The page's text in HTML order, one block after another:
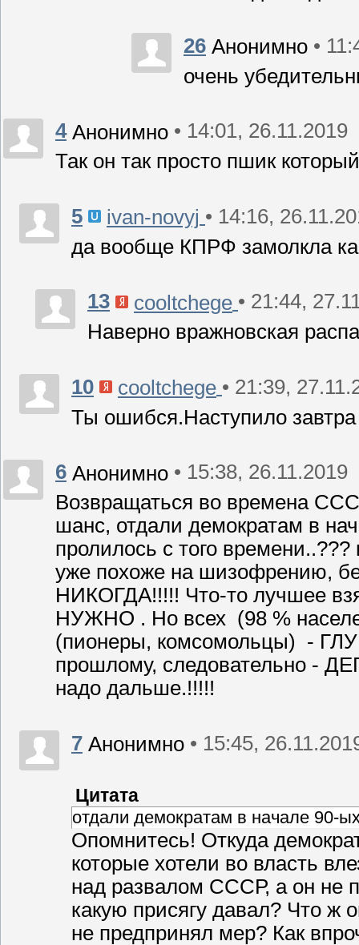
26 Анонимно •
очень
4 Анонимно • 14:01, 26.11.2019
Так он так просто пшик
5 ivan-novyj • 14:16,
да вообще КПРФ замолкла
13 cooltchege • 21:44,
Наверно вражновская
10 cooltchege • 21:39,
Ты ошибся.Наступило
6 Анонимно • 15:38, 26.11.2019
Возвращаться во времена
шанс, отдали демократам в
пролилось с того
уже похоже на шизофрению,
НИКОГДА!!!!! Что-то лучшее
НУЖНО . Но всех (98 %
(пионеры, комсомольцы) -
прошлому, следовательно -
надо дальше.!!!!!
7 Анонимно • 15:45,
Цитата
отдали демократам в начале 90-
Опомнитесь! Откуда
которые хотели во власть
над развалом СССР, а он не
какую присягу давал? Что ж
не предпринял мер? Как